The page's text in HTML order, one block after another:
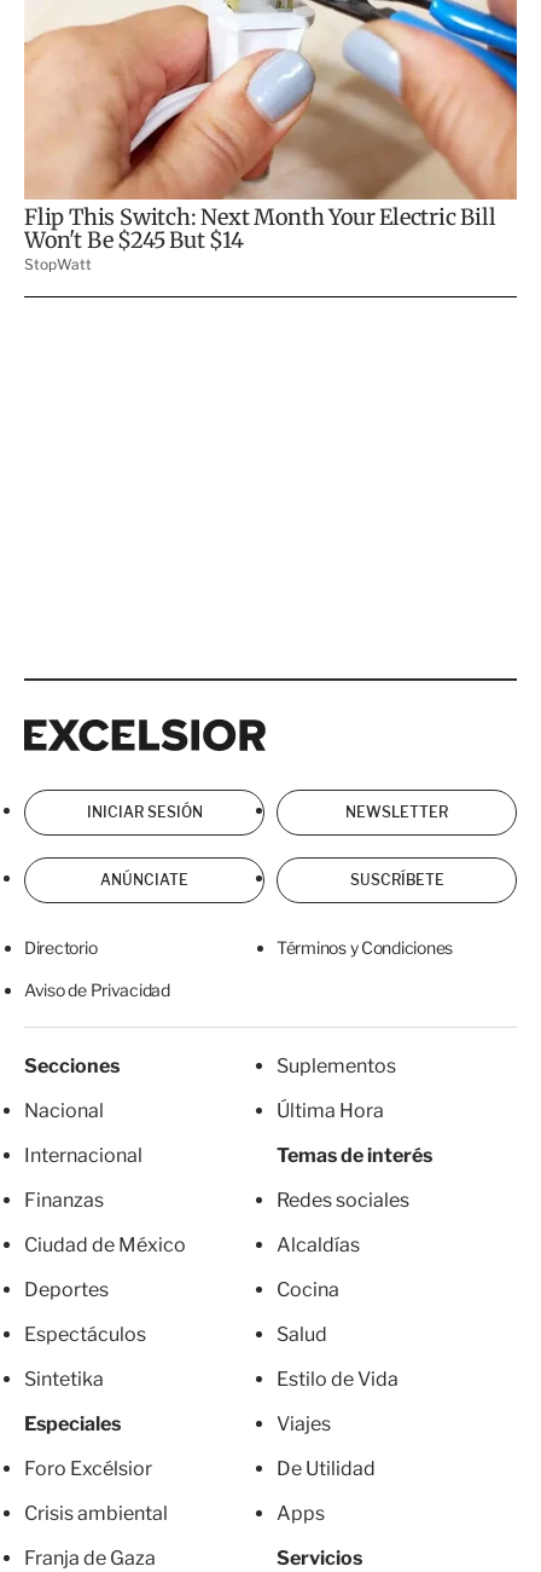
INICIAR SESIÓN NEWSLETTER
ANÚNCIATE SUSCRÍBETE
Directorio Términos y Condiciones
Aviso de Privacidad
Secciones
Nacional
Internacional
Finanzas
Ciudad de México
Deportes
Espectáculos
Sintetika
Especiales
Foro Excélsior
Crisis ambiental
Franja de Gaza
Suplementos
Última Hora
Temas de interés
Redes sociales
Alcaldías
Cocina
Salud
Estilo de Vida
Viajes
De Utilidad
Apps
Servicios